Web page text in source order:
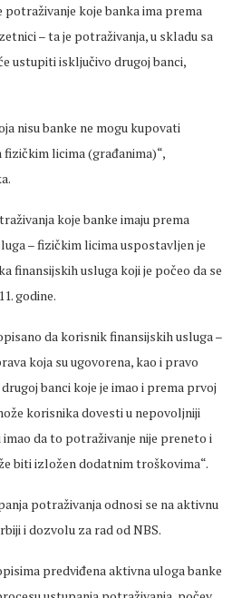
potraživanje koje banka ima prema
– ta je potraživanja, u skladu sa
ustupiti isključivo drugoj banci,
nisu banke ne mogu kupovati
licima (građanima)“,
koje banke imaju prema
– fizičkim licima uspostavljen je
finansijskih usluga koji je počeo da se
godine.
da korisnik finansijskih usluga –
koja su ugovorena, kao i pravo
banci koje je imao i prema prvoj
korisnika dovesti u nepovoljniji
da to potraživanje nije preneto i
biti izložen dodatnim troškovima“.
potraživanja odnosi se na aktivnu
i dozvolu za rad od NBS.
predviđena aktivna uloga banke